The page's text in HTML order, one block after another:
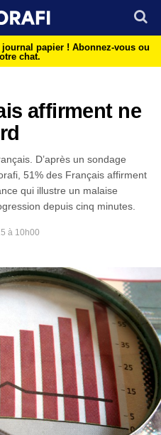
papier ! Abonnez-vous ou
chat.
affirment ne
D’après un sondage
51% des Français affirment
qui illustre un malaise
depuis cinq minutes.
à 10h00